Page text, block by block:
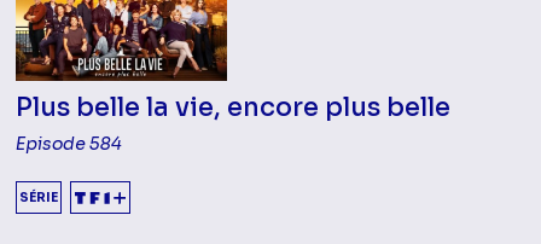
Plus belle la vie, encore plus belle
Episode 584
SÉRIE